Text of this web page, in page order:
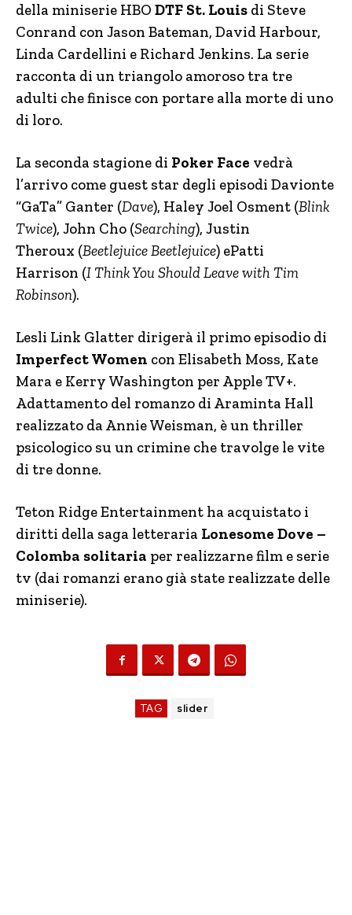
della miniserie HBO DTF St. Louis di Steve
Conrand con Jason Bateman, David Harbour,
Linda Cardellini e Richard Jenkins. La serie
racconta di un triangolo amoroso tra tre
adulti che finisce con portare alla morte di uno
di loro.
La seconda stagione di Poker Face vedrà
l’arrivo come guest star degli episodi Davionte
“GaTa” Ganter (Dave), Haley Joel Osment (Blink
Twice), John Cho (Searching), Justin
Theroux (Beetlejuice Beetlejuice) ePatti
Harrison (I Think You Should Leave with Tim
Robinson).
Lesli Link Glatter dirigerà il primo episodio di
Imperfect Women con Elisabeth Moss, Kate
Mara e Kerry Washington per Apple TV+.
Adattamento del romanzo di Araminta Hall
realizzato da Annie Weisman, è un thriller
psicologico su un crimine che travolge le vite
di tre donne.
Teton Ridge Entertainment ha acquistato i
diritti della saga letteraria Lonesome Dove –
Colomba solitaria per realizzarne film e serie
tv (dai romanzi erano già state realizzate delle
miniserie).
TAG slider